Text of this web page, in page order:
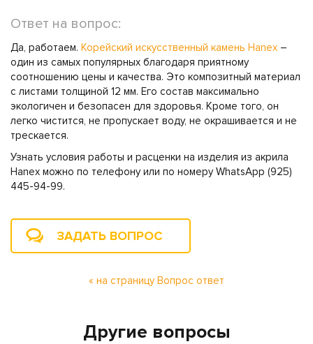
Ответ на вопрос:
Да, работаем. Корейский искусственный камень Hanex –
один из самых популярных благодаря приятному
соотношению цены и качества. Это композитный материал
с листами толщиной 12 мм. Его состав максимально
экологичен и безопасен для здоровья. Кроме того, он
легко чистится, не пропускает воду, не окрашивается и не
трескается.
Узнать условия работы и расценки на изделия из акрила
Hanex можно по телефону или по номеру WhatsApp (925)
445-94-99.
ЗАДАТЬ ВОПРОС
« на страницу Вопрос ответ
Другие вопросы